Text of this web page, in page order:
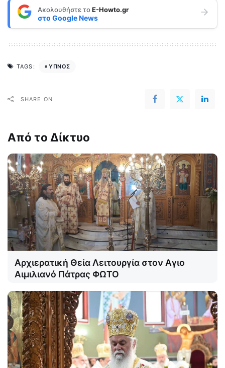
Ακολουθήστε τοE-Howto.gr
στο Google News
TAGS: ΥΠΝΟΣ
SHARE ON
Από το Δίκτυο
Αρχιερατική Θεία Λειτουργία στον Αγιο
Αιμιλιανό Πάτρας ΦΩΤΟ